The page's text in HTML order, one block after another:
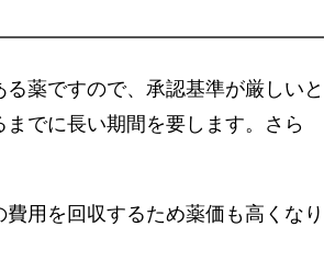
薬ですので、承認基準が厳しいと
でに長い期間を要します。さら
用を回収するため薬価も高くなり